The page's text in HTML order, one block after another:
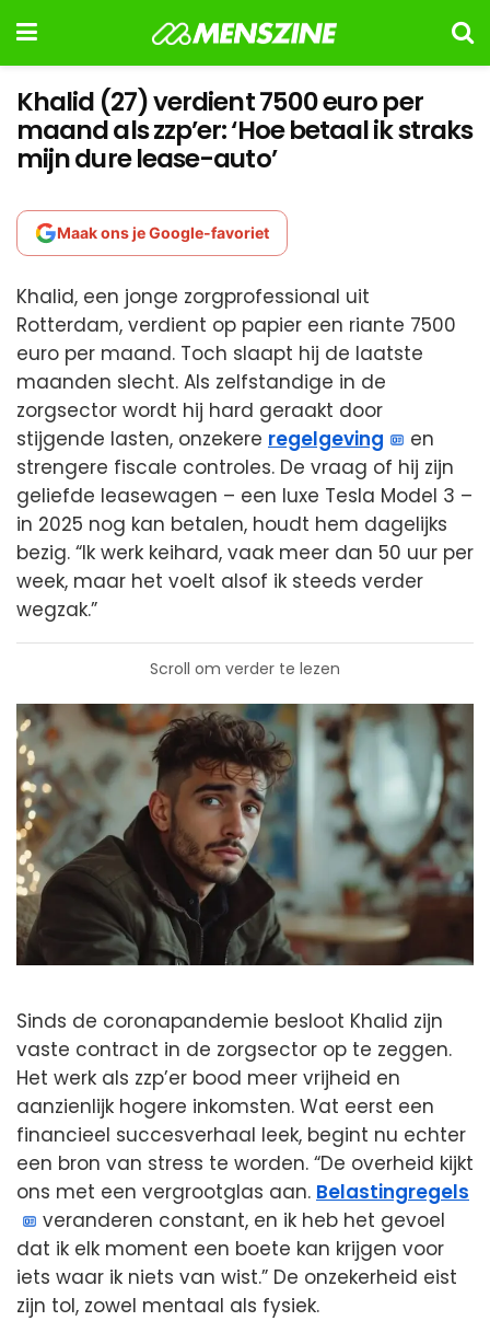
Khalid (27) verdient 7500 euro per
maand als zzp’er: ‘Hoe betaal ik straks
mijn dure lease-auto’
Maak ons je Google-favoriet
Khalid, een jonge zorgprofessional uit
Rotterdam, verdient op papier een riante 7500
euro per maand. Toch slaapt hij de laatste
maanden slecht. Als zelfstandige in de
zorgsector wordt hij hard geraakt door
stijgende lasten, onzekere regelgeving
en
strengere fiscale controles. De vraag of hij zijn
geliefde leasewagen – een luxe Tesla Model 3 –
in 2025 nog kan betalen, houdt hem dagelijks
bezig. “Ik werk keihard, vaak meer dan 50 uur per
week, maar het voelt alsof ik steeds verder
wegzak.”
Scroll om verder te lezen
Sinds de coronapandemie besloot Khalid zijn
vaste contract in de zorgsector op te zeggen.
Het werk als zzp’er bood meer vrijheid en
aanzienlijk hogere inkomsten. Wat eerst een
financieel succesverhaal leek, begint nu echter
een bron van stress te worden. “De overheid kijkt
ons met een vergrootglas aan. Belastingregels
veranderen constant, en ik heb het gevoel
dat ik elk moment een boete kan krijgen voor
iets waar ik niets van wist.” De onzekerheid eist
zijn tol, zowel mentaal als fysiek.